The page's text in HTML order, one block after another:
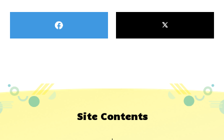
Site Contents